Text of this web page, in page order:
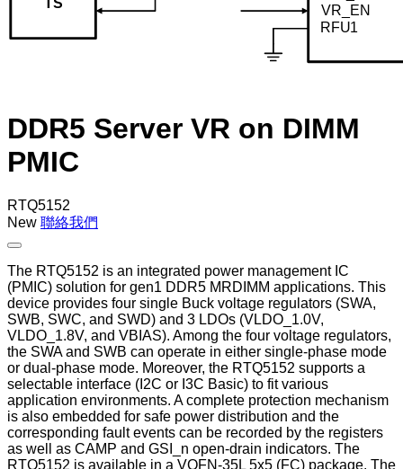
DDR5 Server VR on DIMM
PMIC
RTQ5152
New 聯絡我們
The RTQ5152 is an integrated power management IC
(PMIC) solution for gen1 DDR5 MRDIMM applications. This
device provides four single Buck voltage regulators (SWA,
SWB, SWC, and SWD) and 3 LDOs (VLDO_1.0V,
VLDO_1.8V, and VBIAS). Among the four voltage regulators,
the SWA and SWB can operate in either single-phase mode
or dual-phase mode. Moreover, the RTQ5152 supports a
selectable interface (I2C or I3C Basic) to fit various
application environments. A complete protection mechanism
is also embedded for safe power distribution and the
corresponding fault events can be recorded by the registers
as well as CAMP and GSI_n open-drain indicators. The
RTQ5152 is available in a VQFN-35L 5x5 (FC) package. The